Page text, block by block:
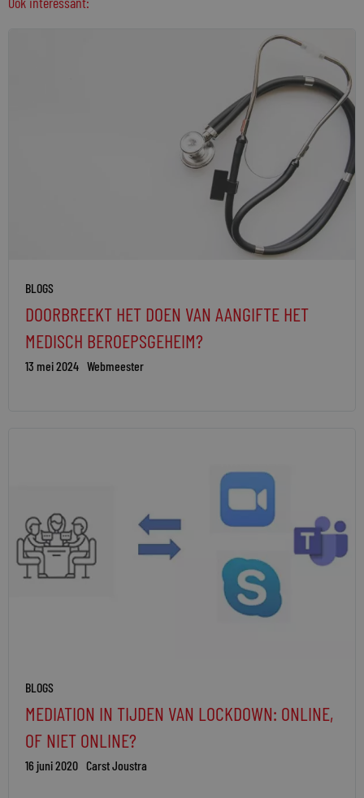
BLOGS
DOORBREEKT HET DOEN VAN AANGIFTE HET
MEDISCH BEROEPSGEHEIM?
13 mei 2024 Webmeester
BLOGS
MEDIATION IN TIJDEN VAN LOCKDOWN: ONLINE,
OF NIET ONLINE?
16 juni 2020 Carst Joustra